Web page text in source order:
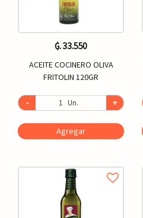
₲. 33.550
ACEITE COCINERO OLIVA
FRITOLIN 120GR
- Un. +
Agregar